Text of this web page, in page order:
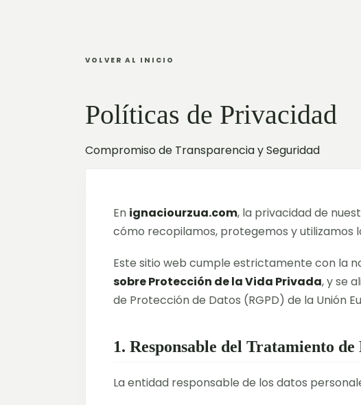
VOLVER AL INICIO
Políticas de Privacidad
Compromiso de Transparencia y Seguridad
En ignaciourzua.com, la privacidad de
cómo recopilamos, protegemos y utilizamos
Este sitio web cumple estrictamente con la
sobre Protección de la Vida Privada, y se
de Protección de Datos (RGPD) de la Unión
1. Responsable del Tratamiento de
La entidad responsable de los datos